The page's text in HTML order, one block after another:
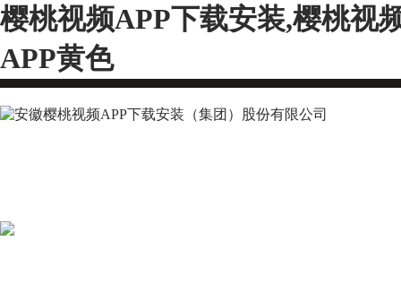
樱桃视频APP下载安装,樱桃视
APP黄色